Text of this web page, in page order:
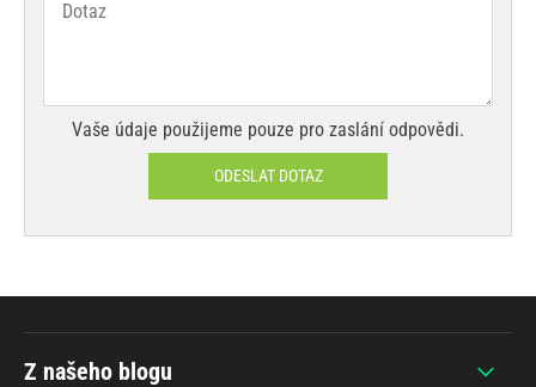
Vaše údaje použijeme pouze pro zaslání odpovědi.
ODESLAT DOTAZ
Z našeho blogu